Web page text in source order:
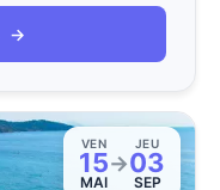
→
VEN
15
MAI
→
JEU
03
SEP